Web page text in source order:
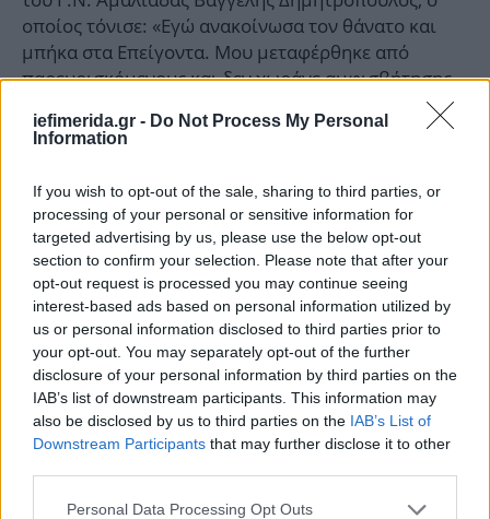
iefimerida.gr - Do Not Process My Personal
Information
If you wish to opt-out of the sale, sharing to third parties, or
processing of your personal or sensitive information for
targeted advertising by us, please use the below opt-out
section to confirm your selection. Please note that after your
opt-out request is processed you may continue seeing
interest-based ads based on personal information utilized by
us or personal information disclosed to third parties prior to
your opt-out. You may separately opt-out of the further
disclosure of your personal information by third parties on the
IAB’s list of downstream participants. This information may
also be disclosed by us to third parties on the IAB’s List of
Downstream Participants that may further disclose it to other
Please note that this website/app uses one or more Google
Personal Data Processing Opt Outs
οποίος τόνισε: «Εγώ ανακοίνωσα τον θάνατο και
μπήκα στα Επείγοντα. Μου μεταφέρθηκε από
παρευρισκόμενους και δεν χωράνε αμφισβήτησης
άνοιξες την αγκαλιά σου για να πάρεις την
λεγόμενα του κ. Δημητρόπουλου αντέδρασε.
Στη συνέχεια τόνισε πως η Καλλιόπη «άκουσε πολύ
ψύχραιμα την ανακοίνωση (του θανάτου του
μικρού Παναγιώτη) και έκανε εντύπωση στους
παρευρισκόμενους η απάθειά της. Εγώ άλλο θέλω
να ρωτήσω κοπέλα μου. Πήγες να την πάρεις
αγκαλιά. Σε απέφυγε η Καλλιόπη ή όχι;».